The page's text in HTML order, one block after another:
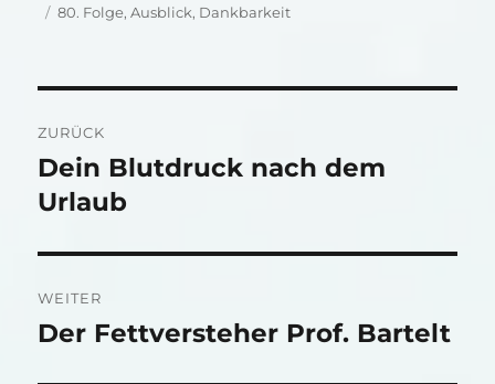
am
Schlagwörter
80. Folge,Ausblick, Dankbarkeit
ZURÜCK
Vorheriger
Beitrag:
Dein Blutdruck nach dem
Urlaub
WEITER
Nächster
Der Fettversteher Prof. Bartelt